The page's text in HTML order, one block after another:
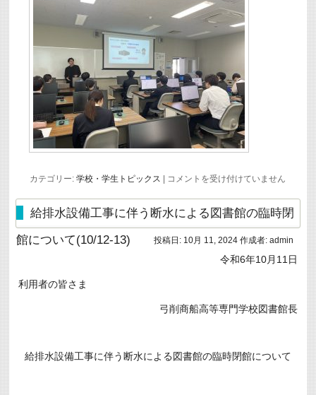
カテゴリー: 学校・学生トピックス
「情
セ
キ
ュ
リ
テ
キ
ュ
の
コメントを受け付けていません
給排水設備工事に伴う断水による図書館の臨時閉
館について(10/12-13)
投稿日: 10月 11, 2024 作成者: admin
令和6年10月11日
利用者の皆さま
弓削商船高等専門学校図書館長
給排水設備工事に伴う断水による図書館の臨時閉館について